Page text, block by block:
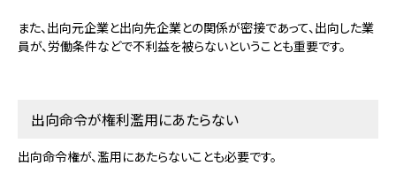
また、出向元企業と出向先企業との関係が密接であって、出向した業
員が、労働条件などで不利益を被らないということも重要です。
出向命令が権利濫用にあたらない
出向命令権が、濫用にあたらないことも必要です。